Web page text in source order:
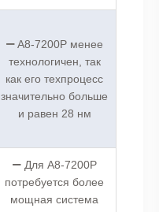
A8-7200P менее
технологичен, так
как его техпроцесс
значительно больше
и равен 28 нм
Для A8-7200P
потребуется более
мощная система